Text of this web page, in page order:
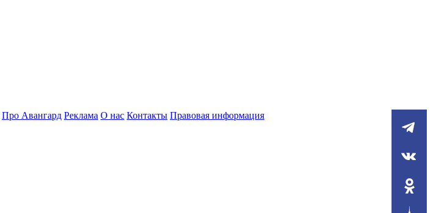
Про Авангард Реклама О нас Контакты Правовая информация